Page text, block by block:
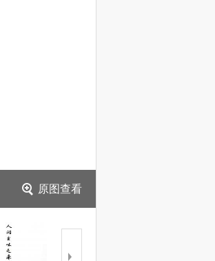
原图查看